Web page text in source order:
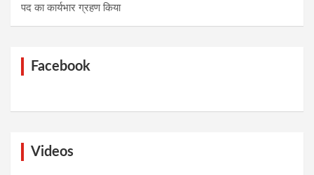
पद का कार्यभार ग्रहण किया
Facebook
Videos